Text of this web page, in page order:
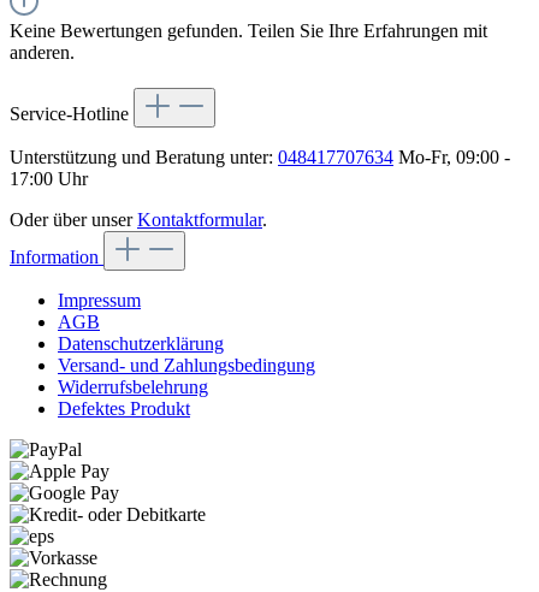
Keine Bewertungen gefunden. Teilen Sie Ihre Erfahrungen mit
anderen.
Service-Hotline
Unterstützung und Beratung unter: 048417707634 Mo-Fr, 09:00 -
17:00 Uhr
Oder über unserKontaktformular.
Information
Impressum
AGB
Datenschutzerklärung
Versand- und Zahlungsbedingung
Widerrufsbelehrung
Defektes Produkt